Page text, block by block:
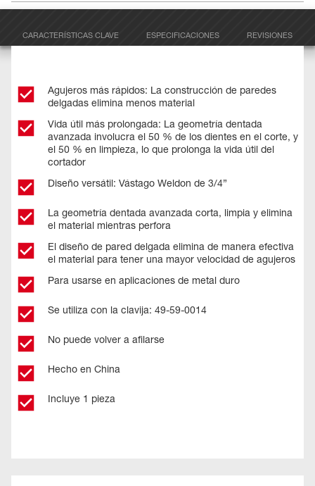
CARACTERÍSTICAS CLAVE ESPECIFICACIONES REVISIONES
Agujeros más rápidos: La construcción de paredes
delgadas elimina menos material
Vida útil más prolongada: La geometría dentada
avanzada involucra el 50 % de los dientes en el corte, y
el 50 % en limpieza, lo que prolonga la vida útil del
cortador
Diseño versátil: Vástago Weldon de 3/4”
La geometría dentada avanzada corta, limpia y elimina
el material mientras perfora
El diseño de pared delgada elimina de manera efectiva
el material para tener una mayor velocidad de agujeros
Para usarse en aplicaciones de metal duro
Se utiliza con la clavija: 49-59-0014
No puede volver a afilarse
Hecho en China
Incluye 1 pieza